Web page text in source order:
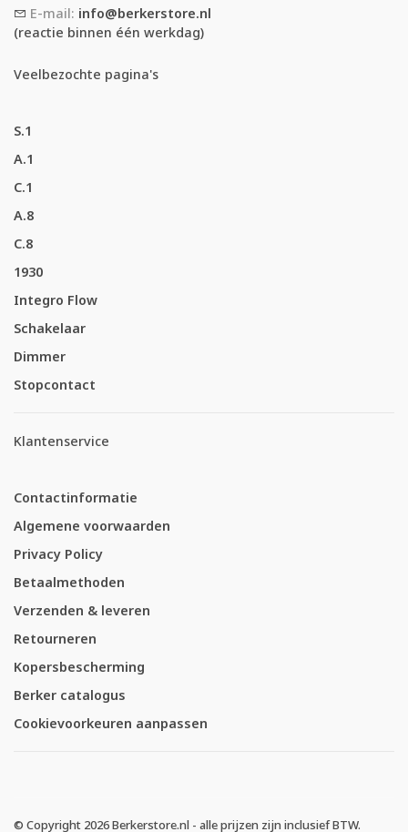
E-mail: info@berkerstore.nl
(reactie binnen één werkdag)
Veelbezochte pagina's
S.1
A.1
C.1
A.8
C.8
1930
Integro Flow
Schakelaar
Dimmer
Stopcontact
Klantenservice
Contactinformatie
Algemene voorwaarden
Privacy Policy
Betaalmethoden
Verzenden & leveren
Retourneren
Kopersbescherming
Berker catalogus
Cookievoorkeuren aanpassen
© Copyright 2026 Berkerstore.nl - alle prijzen zijn inclusief BTW.